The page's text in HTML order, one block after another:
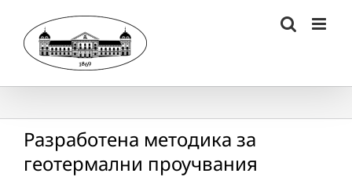
content
Разработена методика за
геотермални проучвания